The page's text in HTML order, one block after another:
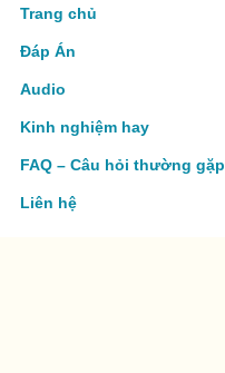
Trang chủ
Đáp Án
Audio
Kinh nghiệm hay
FAQ – Câu hỏi thường gặp
Liên hệ